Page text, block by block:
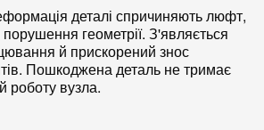
деталі спричиняють люфт,
геометрії. З'являється
й прискорений знос
Пошкоджена деталь не тримає
роботу вузла.